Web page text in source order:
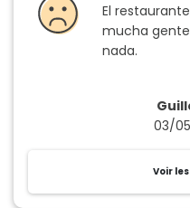
03/
El
mucha
nada.
Voir